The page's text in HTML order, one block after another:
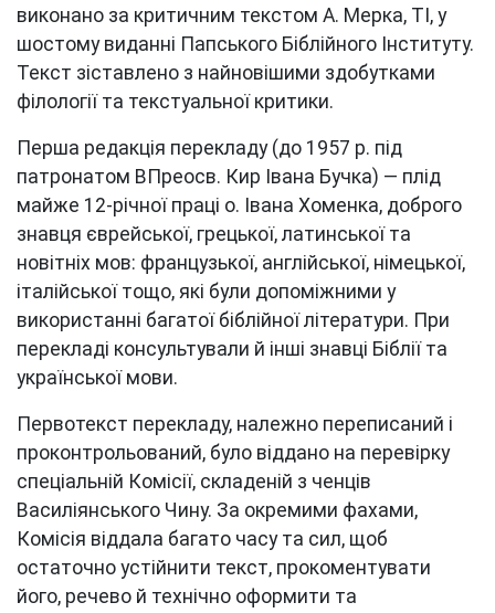
виконано за критичним текстом А. Мерка, ТІ, у
шостому виданні Папського Біблійного Інституту.
Текст зіставлено з найновішими здобутками
філології та текстуальної критики.
Перша редакція перекладу (до 1957 р. під
патронатом ВПреосв. Кир Івана Бучка) — плід
майже 12-річної праці о. Івана Хоменка, доброго
знавця єврейської, грецької, латинської та
новітніх мов: французької, англійської, німецької,
італійської тощо, які були допоміжними у
використанні багатої біблійної літератури. При
перекладі консультували й інші знавці Біблії та
української мови.
Первотекст перекладу, належно переписаний і
проконтрольований, було віддано на перевірку
спеціальній Комісії, складеній з ченців
Василіянського Чину. За окремими фахами,
Комісія віддала багато часу та сил, щоб
остаточно устійнити текст, прокоментувати
його, речево й технічно оформити та